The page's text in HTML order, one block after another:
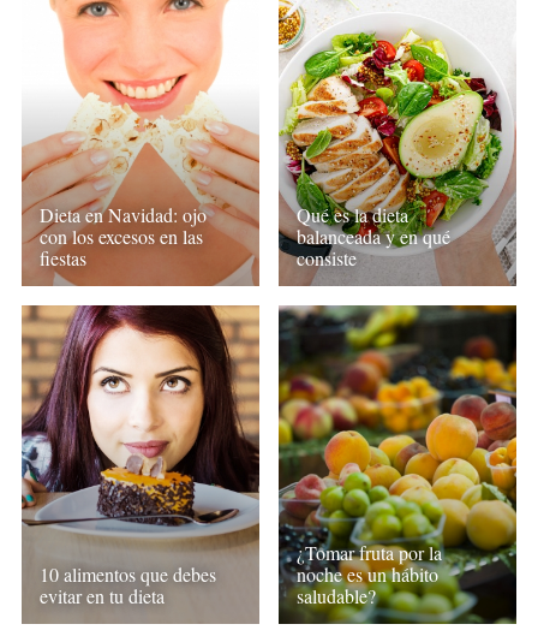
Dieta en Navidad: ojo
con los excesos en las
fiestas
Qué es la dieta
balanceada y en qué
consiste
10 alimentos que debes
evitar en tu dieta
¿Tomar fruta por la
noche es un hábito
saludable?